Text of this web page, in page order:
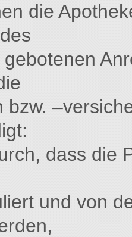
die
bzw.
dass die
und von